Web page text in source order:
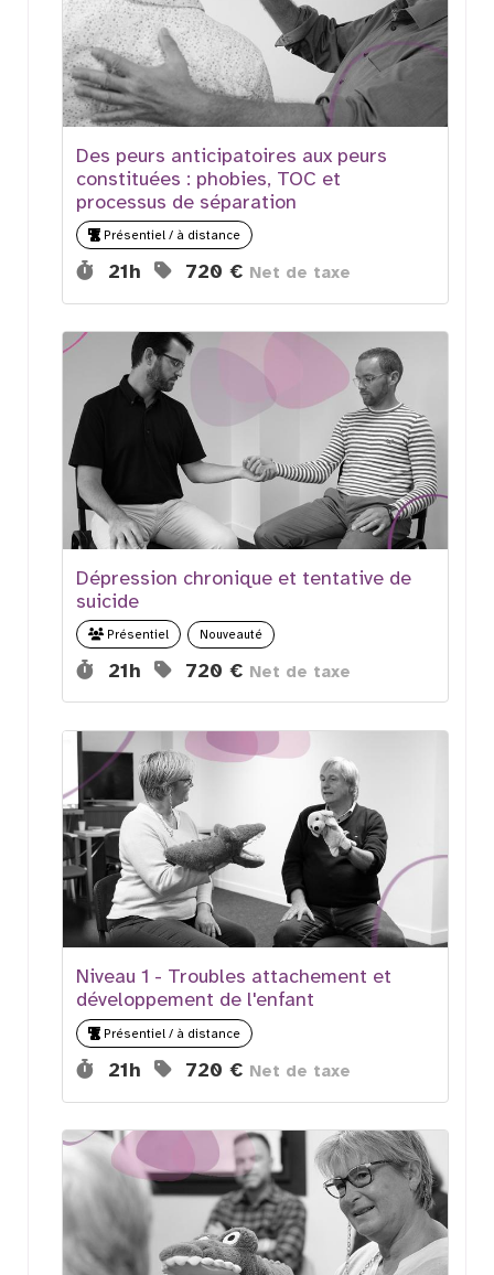
Des peurs anticipatoires aux peurs
constituées : phobies, TOC et
processus de séparation
Présentiel / à distance
Durée :
21h Prix :
720 € Net de taxe
Dépression chronique et tentative de
suicide
Présentiel Nouveauté
Durée :
21h Prix :
720 € Net de taxe
Niveau 1 - Troubles attachement et
développement de l'enfant
Présentiel / à distance
Durée :
21h Prix :
720 € Net de taxe